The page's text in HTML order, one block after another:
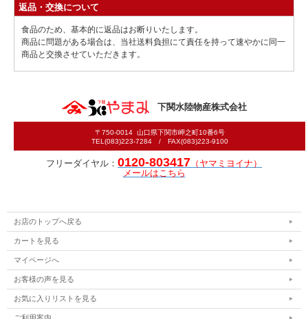
返品・交換について
食品のため、基本的に返品はお断りいたします。
商品に問題がある場合は、当社送料負担にて責任を持って速やかに同一
商品と交換させていただきます。
下関水陸物産株式会社
〒750-0014 山口県下関市岬之町10番6号
TEL(083)223-7284 / FAX(083)223-9100
フリーダイヤル： 0120-803417 （ヤマミヨイナ）
メールはこちら
お店のトップへ戻る
カートを見る
マイページへ
お客様の声を見る
お気に入りリストを見る
ご利用案内